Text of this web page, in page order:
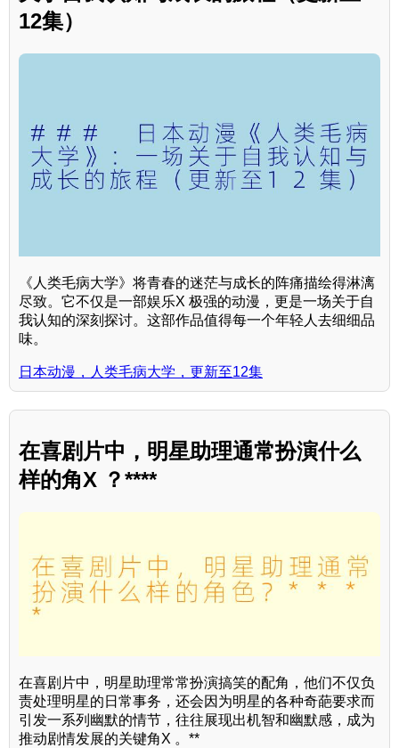
12集）
《人类毛病大学》将青春的迷茫与成长的阵痛描绘得淋漓
尽致。它不仅是一部娱乐X 极强的动漫，更是一场关于自
我认知的深刻探讨。这部作品值得每一个年轻人去细细品
味。
日本动漫，人类毛病大学，更新至12集
在喜剧片中，明星助理通常扮演什么
样的角X ？****
在喜剧片中，明星助理常常扮演搞笑的配角，他们不仅负
责处理明星的日常事务，还会因为明星的各种奇葩要求而
引发一系列幽默的情节，往往展现出机智和幽默感，成为
推动剧情发展的关键角X 。**